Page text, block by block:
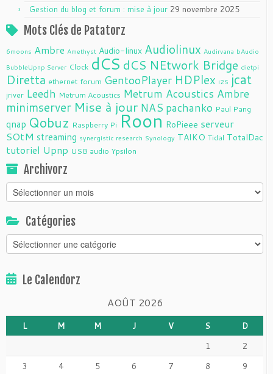
Gestion du blog et forum : mise à jour 29 novembre 2025
Mots Clés de Patatorz
6moons Ambre Amethyst Audio-linux Audiolinux Audirvana bAudio
BubbleUpnp Server Clock dCS dCS NEtwork Bridge dietpi
Diretta ethernet forum GentooPlayer HDPlex i2S jcat
jriver Leedh Metrum Acoustics Metrum Acoustics Ambre
minimserver Mise à jour NAS pachanko Paul Pang
qnap Qobuz Raspberry Pi Roon RoPieee serveur
SOtM streaming synergistic research Synology TAIKO Tidal TotalDac
tutoriel Upnp USB audio Ypsilon
Archivorz
Archivorz
Catégories
Catégories
Le Calendorz
AOÛT 2026
L M M J V S
D
1
2
3
4 5 6 7 8 9